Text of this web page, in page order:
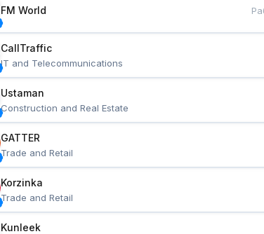
FM World
CallTraffic
IT and Telecommunications
Ustaman
Construction and Real Estate
GATTER
Trade and Retail
Korzinka
Trade and Retail
Kunleek